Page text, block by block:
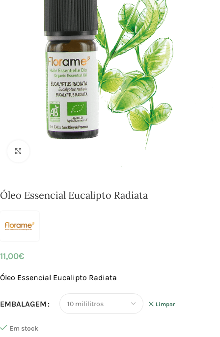
Óleo Essencial Eucalipto Radiata
11,00€
Óleo Essencial Eucalipto Radiata
EMBALAGEM Limpar
Em stock